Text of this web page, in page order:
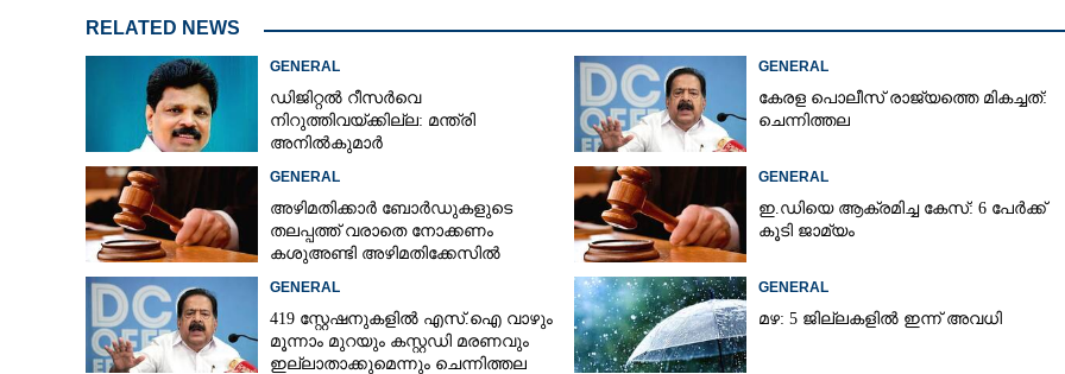
RELATED NEWS
GENERAL
ഡിജിറ്റൽ റീസർവെ
നിറുത്തിവയ്ക്കില്ല: മന്ത്രി
അനിൽകുമാർ
GENERAL
കേരള പൊലീസ് രാജ്യത്തെ മികച്ചത്:
ചെന്നിത്തല
GENERAL
അഴിമതിക്കാർ ബോർഡുകളുടെ
തലപ്പത്ത് വരാതെ നോക്കണം
കശുഅണ്ടി അഴിമതിക്കേസിൽ
GENERAL
ഇ.ഡിയെ ആക്രമിച്ച കേസ്: 6 പേർക്ക്
കൂടി ജാമ്യം
GENERAL
419 സ്റ്റേഷനുകളിൽ എസ്.ഐ വാഴും
മൂന്നാം മുറയും കസ്റ്റഡി മരണവും
ഇല്ലാതാക്കുമെന്നും ചെന്നിത്തല
GENERAL
മഴ: 5 ജില്ലകളിൽ ഇന്ന് അവധി
വീട്ടിലെ ലിഫ്‌റ്റിൽ തല കുടുങ്ങി
വയോധികന് ദാരുണാന്ത്യം; സംഭവം